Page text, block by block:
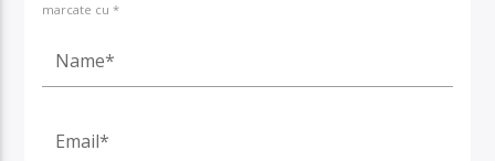
marcate cu *